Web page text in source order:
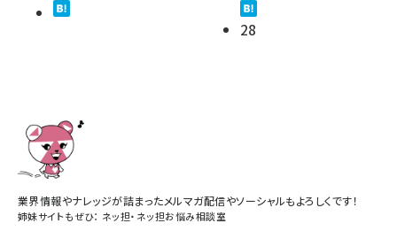
28
業界情報やナレッジが詰まったメルマガ配信やソーシャルもよろしくです！
姉妹サイトもぜひ： ネッ担・ ネッ担お悩み相談室